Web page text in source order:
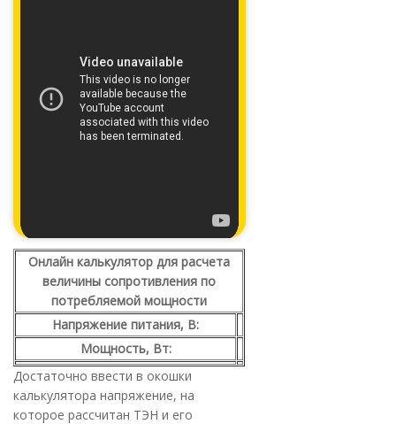
Онлайн калькулятор для расчета
величины сопротивления по
потребляемой мощности
Напряжение питания, В:
Мощность, Вт:
Достаточно ввести в окошки
калькулятора напряжение, на
которое рассчитан ТЭН и его